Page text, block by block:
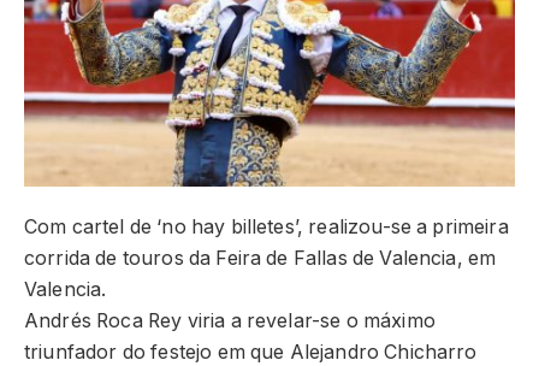
Com cartel de ‘no hay billetes’, realizou-se a primeira
corrida de touros da Feira de Fallas de Valencia, em
Valencia.
Andrés Roca Rey viria a revelar-se o máximo
triunfador do festejo em que Alejandro Chicharro